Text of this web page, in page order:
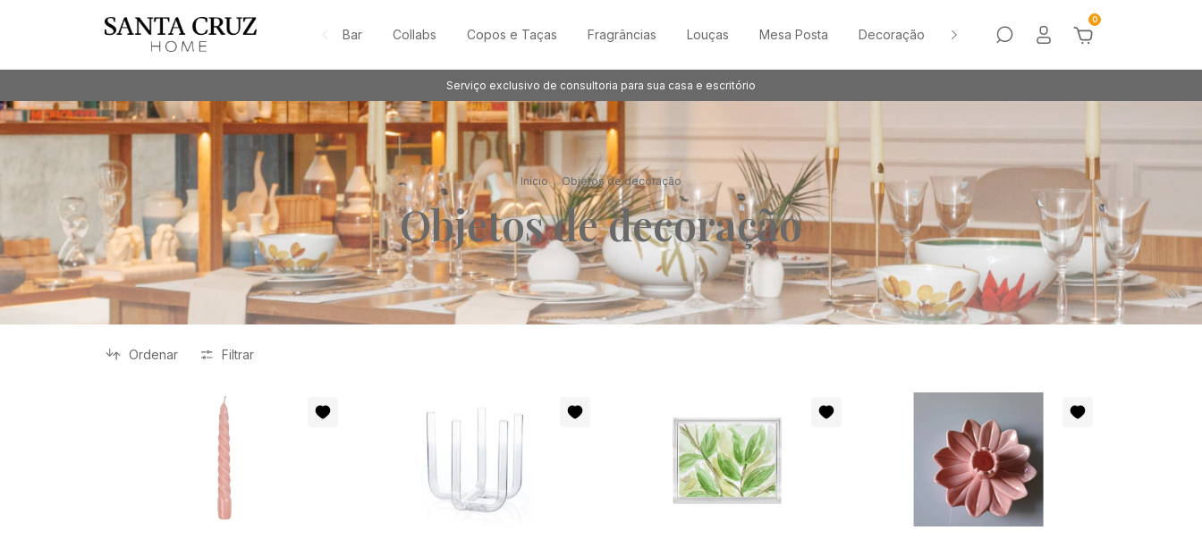
Bar Collabs Copos e Taças Fragrâncias Louças Mesa Posta Decoração Sale Vasos
0
Serviço exclusivo de consultoria para sua casa e escritório
Início . Objetos de decoração
Objetos de decoração
Ordenar Filtrar